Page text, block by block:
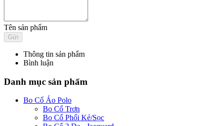
Tên sản phẩm
Thông tin sản phẩm
Bình luận
Danh mục sản phẩm
Bo Cổ Áo Polo
Bo Cổ Trơn
Bo Cổ Phối Kẻ/Sọc